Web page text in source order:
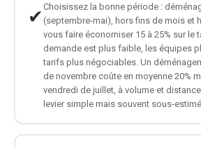
✔ Choisissez la bonne période :
(septembre-mai), hors fins de mois et
vous faire économiser 15 à 25% sur le
demande est plus faible, les équipes
tarifs plus négociables. Un
de novembre coûte en moyenne 20%
vendredi de juillet, à volume et
levier simple mais souvent sous-